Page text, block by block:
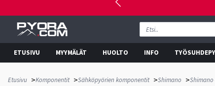
ETUSIVU MYYMÄLÄT HUOLTO INFO
Etusivu >Komponentit >Sähköpyörien komponentit >Shimano >Shimano